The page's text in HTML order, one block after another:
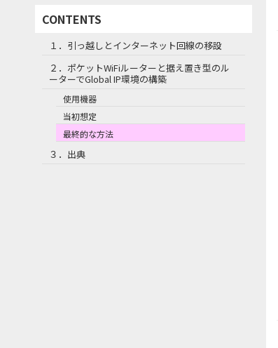
CONTENTS
１．引っ越しとインターネット回線の移設
２．ポケットWiFiルーターと据え置き型のル
ーターでGlobal IP環境の構築
使用機器
当初想定
最終的な方法
３．出典